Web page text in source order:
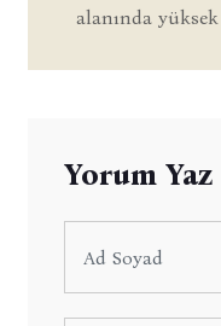
alanında yüksek
Yorum Yaz